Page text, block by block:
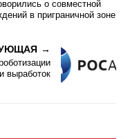
о совместной
в приграничной зоне
выработок